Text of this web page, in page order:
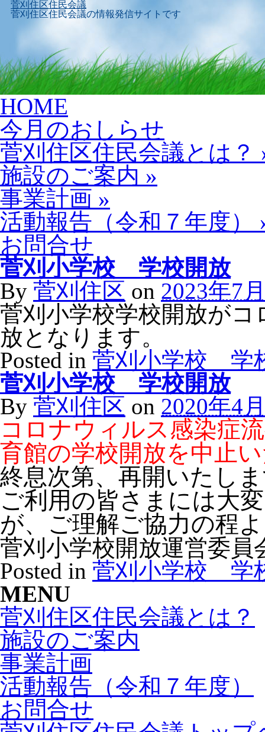
菅刈住区住民会議
菅刈住区住民会議の情報発信サイトです
Skip
to
content
HOME
今月のおしらせ
菅刈住区住民会議とは？
施設のご案内 »
事業計画 »
活動報告（令和７年度）
お問合せ
菅刈小学校 学校開放
By 菅刈住区 on 2023年7
菅刈小学校学校開放が
放となります。
Posted in 菅刈小学校 学
菅刈小学校 学校開放
By 菅刈住区 on 2020年4
コロナウィルス感染症
育館の学校開放を中止
終息次第、再開いたし
ご利用の皆さまには大
が、ご理解ご協力の程
菅刈小学校開放運営委員
Posted in 菅刈小学校 学
MENU
菅刈住区住民会議とは？
施設のご案内
事業計画
活動報告（令和７年度）
お問合せ